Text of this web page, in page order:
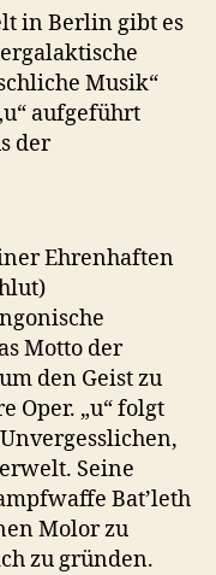
Klingonische
Oper
‚u‘
in
Berlin
in Berlin gibt es
Musik“
aufgeführt
der
Ehrenhaften
Motto der
den Geist zu
Oper. „u“ folgt
Seine
Bat’leth
Molor zu
zu gründen.